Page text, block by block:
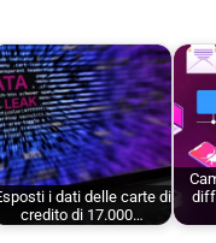
i dati delle carte di
credito di 17.000…